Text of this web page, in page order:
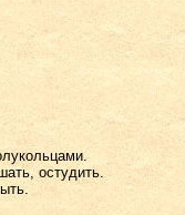
остудить.